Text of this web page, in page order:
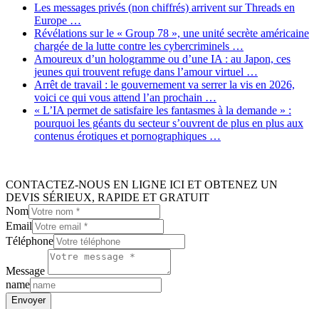
Les messages privés (non chiffrés) arrivent sur Threads en
Europe …
Révélations sur le « Group 78 », une unité secrète américaine
chargée de la lutte contre les cybercriminels …
Amoureux d’un hologramme ou d’une IA : au Japon, ces
jeunes qui trouvent refuge dans l’amour virtuel …
Arrêt de travail : le gouvernement va serrer la vis en 2026,
voici ce qui vous attend l’an prochain …
« L’IA permet de satisfaire les fantasmes à la demande » :
pourquoi les géants du secteur s’ouvrent de plus en plus aux
contenus érotiques et pornographiques …
CONTACTEZ-NOUS EN LIGNE ICI ET OBTENEZ UN
DEVIS SÉRIEUX, RAPIDE ET GRATUIT
Nom
Email
Téléphone
Message
name
Envoyer